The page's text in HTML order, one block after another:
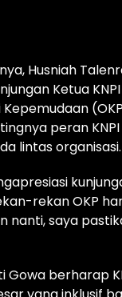
Husniah
Ketua
peran
lintas organisasi.
rekan OKP
nanti, saya
Gowa berharap